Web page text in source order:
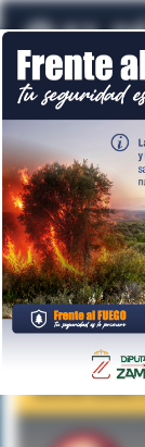
Todavía
Volver